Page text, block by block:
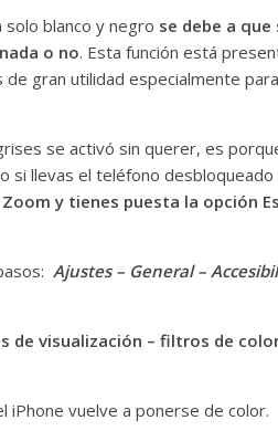
blanco y negro se debe a
o no. Esta función está
gran utilidad especialmente
se activó sin querer, es
si llevas el teléfono desbloqueado
y tienes puesta la opción
Ajustes – General –
de visualización – filtros de
iPhone vuelve a ponerse de color.